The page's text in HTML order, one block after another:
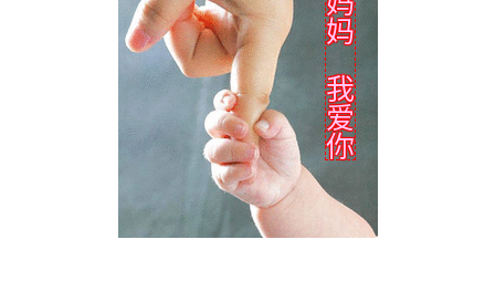
妈
我
爱
你